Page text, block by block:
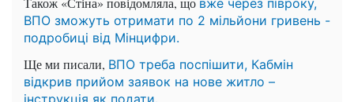
ВПО зможуть отримати по 2 мільйони гривень -
подробиці від Мінцифри.
Ще ми писали, ВПО треба поспішити, Кабмін
відкрив прийом заявок на нове житло –
інструкція як подати.